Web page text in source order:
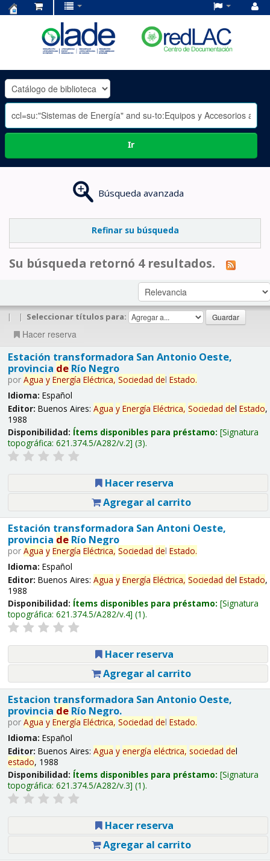
OLADE
-
Ir
Búsqueda avanzada
Refinar su búsqueda
Su búsqueda retornó 4 resultados.
| | Seleccionar títulos para:
Hacer reserva
Estación transformadora San Antonio Oeste,
provincia deRío Negro
por Agua y Energía Eléctrica, Sociedad del Estado.
Idioma: Español
Editor: Buenos Aires: Agua y Energía Eléctrica, Sociedad del Estado,
1988
Disponibilidad: Ítems disponibles para préstamo: Signatura
topográfica: 621.374.5/A282/v.2 (3).
Hacer reserva
Agregar al carrito
Estación transformadora San Antoni Oeste,
provincia deRío Negro
por Agua y Energía Eléctrica, Sociedad del Estado.
Idioma: Español
Editor: Buenos Aires: Agua y Energía Eléctrica, Sociedad del Estado,
1988
Disponibilidad: Ítems disponibles para préstamo: Signatura
topográfica: 621.374.5/A282/v.4 (1).
Hacer reserva
Agregar al carrito
Estacion transformadora San Antonio Oeste,
provincia deRío Negro.
por Agua y Energía Eléctrica, Sociedad del Estado.
Idioma: Español
Editor: Buenos Aires: Agua y energía eléctrica, sociedad del
estado, 1988
Disponibilidad: Ítems disponibles para préstamo: Signatura
topográfica: 621.374.5/A282/v.3 (1).
Hacer reserva
Agregar al carrito